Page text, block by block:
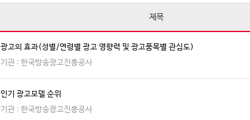
제목
광고의 효과(성별/연령별 광고 영향력 및 광고품목별 관심도)
기관 : 한국방송광고진흥공사
인기 광고모델 순위
기관 : 한국방송광고진흥공사